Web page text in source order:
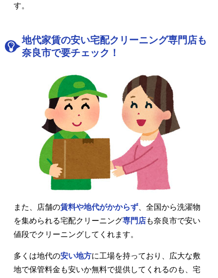
す。
地代家賃の安い宅配クリーニング専門店も
奈良市で要チェック！
また、店舗の賃料や地代がかからず 、全国から洗濯物
を集められる宅配クリーニング専門店も奈良市で安い
値段でクリーニングしてくれます。
多くは地代の安い地方に工場を持っており、広大な敷
地で保管料金も安いか無料で提供してくれるのも、宅